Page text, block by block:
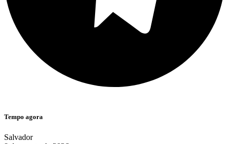
Tempo agora
Salvador